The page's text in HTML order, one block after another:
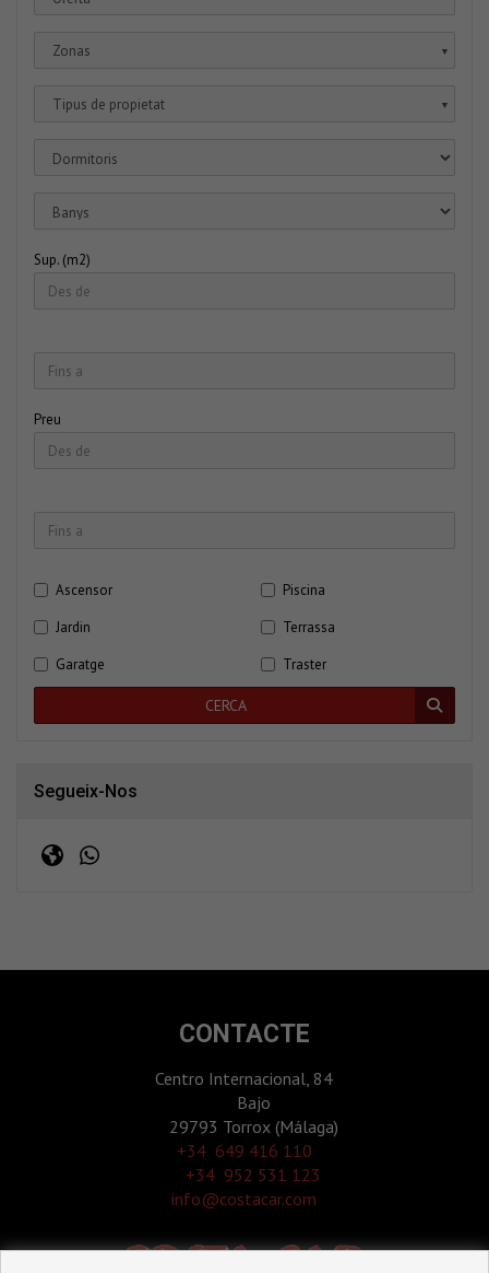
Zonas ▼
Tipus de propietat ▼
Sup. (m2)
Preu
Ascensor
Piscina
Jardin
Terrassa
Garatge
Traster
CERCA
Segueix-Nos
CONTACTE
Centro Internacional, 84
Bajo
29793 Torrox (Málaga)
‎+34 649 416 110
+34 952 531 123
info@costacar.com